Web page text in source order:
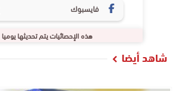
فايسبوك
هذه الإحصائيات يتم تحديثها يوميا
شاهد أيضا